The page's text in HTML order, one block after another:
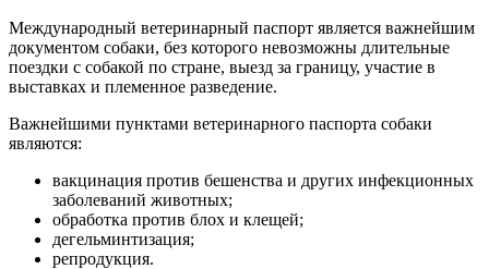
Международный ветеринарный паспорт является важнейшим
документом собаки, без которого невозможны длительные
поездки с собакой по стране, выезд за границу, участие в
выставках и племенное разведение.
Важнейшими пунктами ветеринарного паспорта собаки
являются:
вакцинация против бешенства и других инфекционных
заболеваний животных;
обработка против блох и клещей;
дегельминтизация;
репродукция.